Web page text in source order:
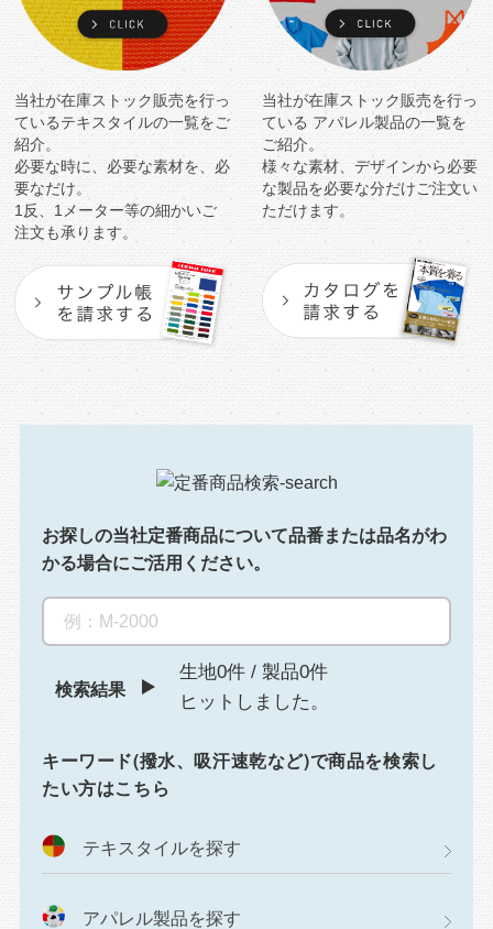
当社が在庫ストック販売を行っ
ているテキスタイルの一覧をご
紹介。
必要な時に、必要な素材を、必
要なだけ。
1反、1メーター等の細かいご
注文も承ります。
当社が在庫ストック販売を行っ
ている アパレル製品の一覧を
ご紹介。
様々な素材、デザインから必要
な製品を必要な分だけご注文い
ただけます。
お探しの当社定番商品について品番または品名がわ
かる場合にご活用ください。
検索結果
生地0件 / 製品0件
ヒットしました。
キーワード(撥水、吸汗速乾など)で商品を検索し
たい方はこちら
テキスタイルを探す
アパレル製品を探す